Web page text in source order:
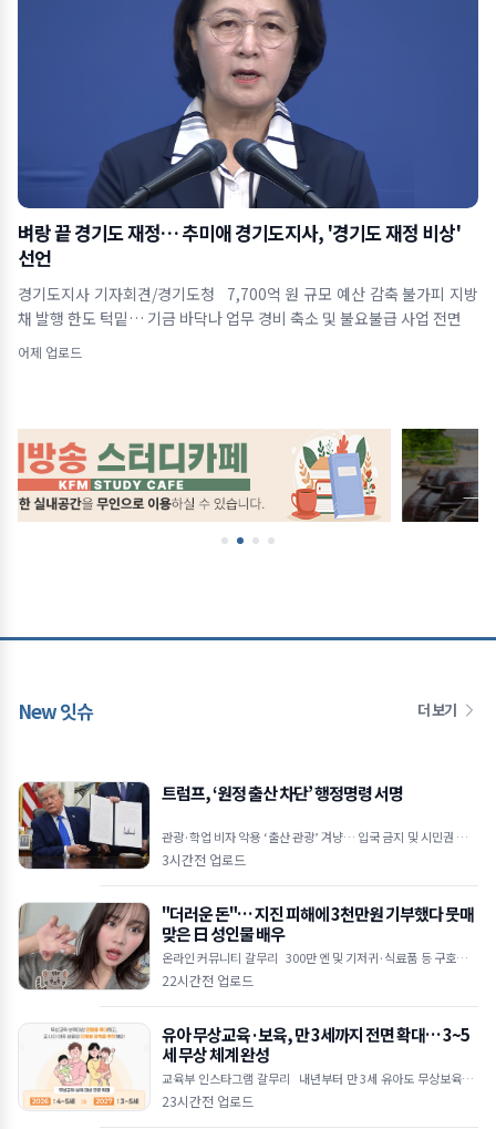
벼랑 끝 경기도 재정… 추미애 경기도지사, '경기도 재정 비상'
선언
경기도지사 기자회견/경기도청 7,700억 원 규모 예산 감축 불가피 지방
채 발행 한도 턱밑… 기금 바닥나 업무 경비 축소 및 불요불급 사업 전면
어제 업로드
New 잇슈 더 보기
트럼프, ‘원정 출산 차단’ 행정명령 서명
관광·학업 비자 악용 ‘출산 관광’ 겨냥… 입국 금지 및 시민권 부여
차단 외교공관 직원·적성국 출생 자녀도 대상&he
3시간전 업로드
"더러운 돈"… 지진 피해에 3천만원 기부했다 뭇매
맞은 日 성인물 배우
온라인 커뮤니티 갈무리 300만 엔 및 기저귀·식료품 등 구호물품
전달 직업 비하하며 악플 쏟아낸 일부 누리꾼 논란 "지원 동참 유도
22시간전 업로드
유아 무상교육·보육, 만 3세까지 전면 확대… 3~5
세 무상 체계 완성
교육부 인스타그램 갈무리 내년부터 만 3세 유아도 무상보육·교
육 지원 대상 포함 공공보육 이용률 2030년까지 55% 목표로 상향
23시간전 업로드